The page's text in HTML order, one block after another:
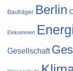
Bauträger Berlin
Einkommen
Gesellschaft